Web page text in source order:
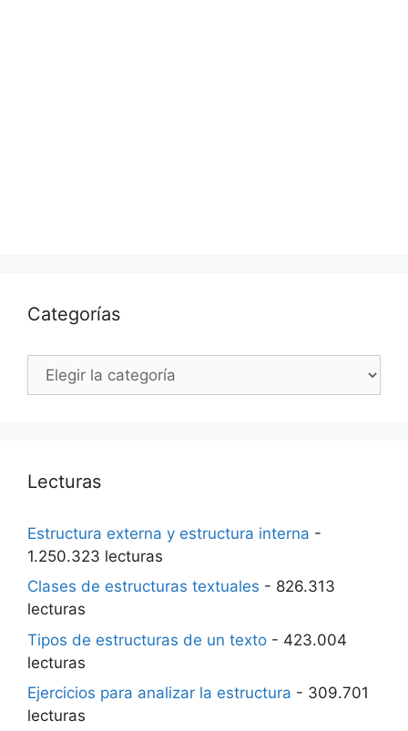
Categorías
Categorías
Lecturas
Estructura externa y estructura interna -
1.250.323 lecturas
Clases de estructuras textuales - 826.313
lecturas
Tipos de estructuras de un texto - 423.004
lecturas
Ejercicios para analizar la estructura - 309.701
lecturas